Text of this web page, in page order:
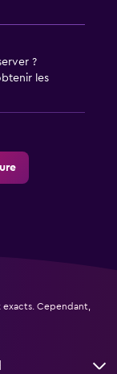
?
les
exacts. Cependant,